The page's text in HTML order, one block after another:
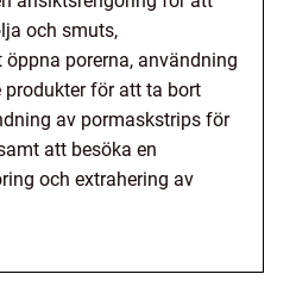
och smuts,
porerna, användning
för att ta bort
av pormaskstrips för
att besöka en
och extrahering av